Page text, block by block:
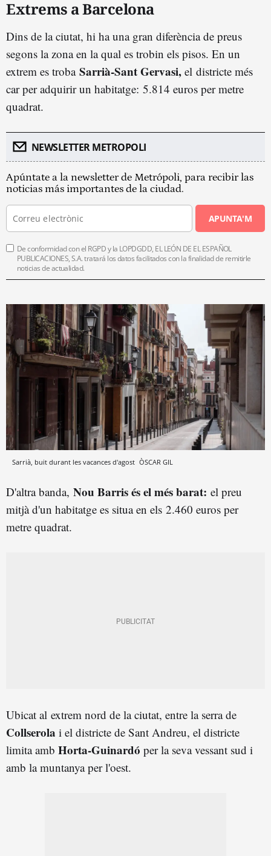
Extrems a Barcelona
Dins de la ciutat, hi ha una gran diferència de preus
segons la zona en la qual es trobin els pisos. En un
extrem es trobaSarrià-Sant Gervasi, el districte més
car per adquirir un habitatge: 5.814 euros per metre
quadrat.
NEWSLETTER METROPOLI
Apúntate a la newsletter de Metrópoli, para recibir las
noticias más importantes de la ciudad.
APUNTA'M
De conformidad con el RGPD y la LOPDGDD, EL LEÓN DE EL ESPAÑOL
PUBLICACIONES, S.A. tratará los datos facilitados con la finalidad de remitirle
noticias de actualidad.
Sarrià, buit durant les vacances d'agost ÒSCAR GIL
D'altra banda, Nou Barris és el més barat: el preu
mitjà d'un habitatge es situa en els 2.460 euros per
metre quadrat.
Ubicat al extrem nord de la ciutat, entre la serra de
Collserola i el districte de Sant Andreu, el districte
limita amb Horta-Guinardó per la seva vessant sud i
amb la muntanya per l'oest.